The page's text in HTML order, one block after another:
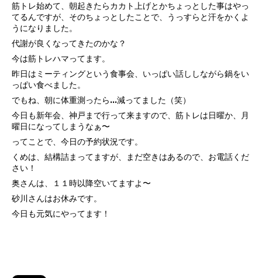
筋トレ始めて、朝起きたらカカト上げとかちょっとした事はやっ
てるんですが、そのちょっとしたことで、うっすらと汗をかくよ
うになりました。
代謝が良くなってきたのかな？
今は筋トレハマってます。
昨日はミーティングという食事会、いっぱい話ししながら鍋をい
っぱい食べました。
でもね、朝に体重測ったら…減ってました（笑）
今日も新年会、神戸まで行って来ますので、筋トレは日曜か、月
曜日になってしまうなぁ〜
ってことで、今日の予約状況です。
くめは、結構詰まってますが、まだ空きはあるので、お電話くだ
さい！
奥さんは、１１時以降空いてますよ〜
砂川さんはお休みです。
今日も元気にやってます！